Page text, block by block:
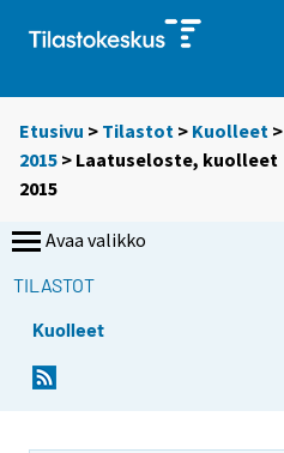
Etusivu > Tilastot > Kuolleet >
2015 > Laatuseloste, kuolleet
2015
Avaa valikko
TILASTOT
Kuolleet